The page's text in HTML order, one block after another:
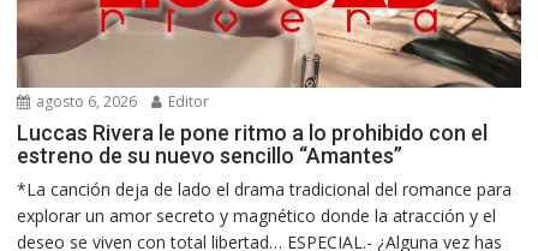
agosto 6, 2026 Editor
Luccas Rivera le pone ritmo a lo prohibido con el
estreno de su nuevo sencillo “Amantes”
*La canción deja de lado el drama tradicional del romance para
explorar un amor secreto y magnético donde la atracción y el
deseo se viven con total libertad… ESPECIAL.- ¿Alguna vez has